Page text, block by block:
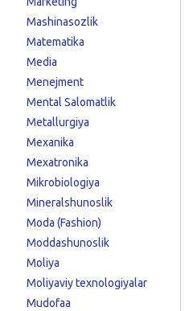
Mashinasozlik
Matematika
Media
Menejment
Mental Salomatlik
Metallurgiya
Mexanika
Mexatronika
Mikrobiologiya
Mineralshunoslik
Moda (Fashion)
Moddashunoslik
Moliya
Moliyaviy texnologiyalar
Mudofaa